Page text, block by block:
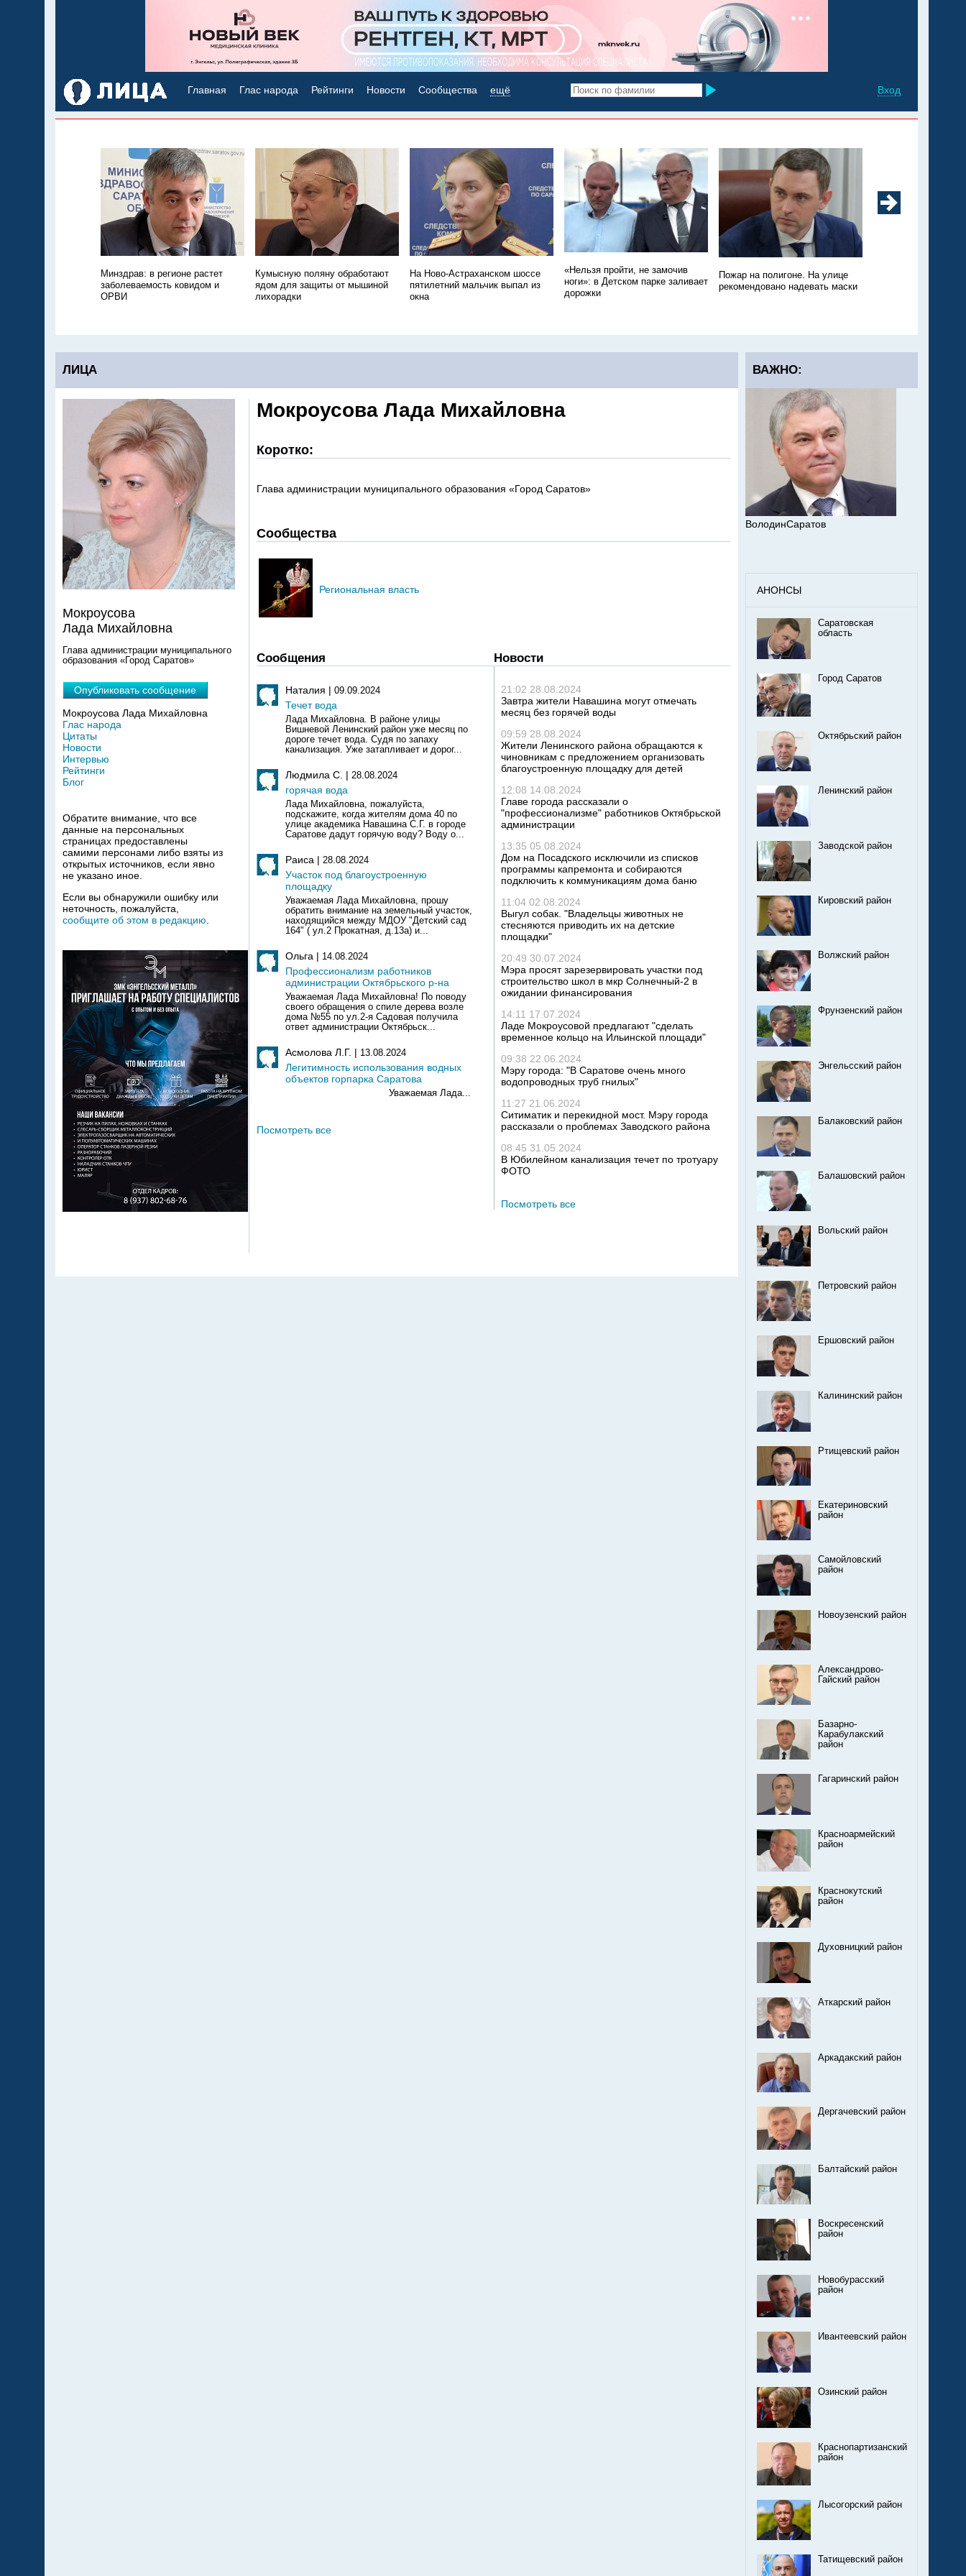
Вход
Главная Глас народа Рейтинги Новости Сообщества ещё
Минздрав: в регионе растет
заболеваемость ковидом и
ОРВИ
Кумысную поляну обработают
ядом для защиты от мышиной
лихорадки
На Ново-Астраханском шоссе
пятилетний мальчик выпал из
окна
«Нельзя пройти, не замочив
ноги»: в Детском парке заливает
дорожки
Пожар на полигоне. На улице
рекомендовано надевать маски
ЛИЦА
Мокроусова Лада Михайловна
Коротко:
Глава администрации муниципального образования «Город Саратов»
Сообщества
Региональная власть
Новости
Сообщения
21:02 28.08.2024
Завтра жители Навашина могут отмечать
месяц без горячей воды
09:59 28.08.2024
Жители Ленинского района обращаются к
чиновникам с предложением организовать
благоустроенную площадку для детей
12:08 14.08.2024
Главе города рассказали о
"профессионализме" работников Октябрьской
администрации
13:35 05.08.2024
Дом на Посадского исключили из списков
программы капремонта и собираются
подключить к коммуникациям дома баню
11:04 02.08.2024
Выгул собак. "Владельцы животных не
стесняются приводить их на детские
площадки"
20:49 30.07.2024
Мэра просят зарезервировать участки под
строительство школ в мкр Солнечный-2 в
ожидании финансирования
14:11 17.07.2024
Ладе Мокроусовой предлагают "сделать
временное кольцо на Ильинской площади"
09:38 22.06.2024
Мэру города: "В Саратове очень много
водопроводных труб гнилых"
11:27 21.06.2024
Ситиматик и перекидной мост. Мэру города
рассказали о проблемах Заводского района
08:45 31.05.2024
В Юбилейном канализация течет по тротуару
ФОТО
Посмотреть все
Наталия | 09.09.2024
Течет вода
Лада Михайловна. В районе улицы
Вишневой Ленинский район уже месяц по
дороге течет вода. Судя по запаху
канализация. Уже затапливает и дорог...
Людмила С. | 28.08.2024
горячая вода
Лада Михайловна, пожалуйста,
подскажите, когда жителям дома 40 по
улице академика Навашина С.Г. в городе
Саратове дадут горячую воду? Воду о...
Раиса | 28.08.2024
Участок под благоустроенную
площадку
Уважаемая Лада Михайловна, прошу
обратить внимание на земельный участок,
находящийся между МДОУ "Детский сад
164" ( ул.2 Прокатная, д.13а) и...
Ольга | 14.08.2024
Профессионализм работников
администрации Октябрьского р-на
Уважаемая Лада Михайловна! По поводу
своего обращения о спиле дерева возле
дома №55 по ул.2-я Садовая получила
ответ администрации Октябрьск...
Асмолова Л.Г. | 13.08.2024
Легитимность использования водных
объектов горпарка Саратова
Уважаемая Лада...
Посмотреть все
Мокроусова
Лада Михайловна
Глава администрации муниципального
образования «Город Саратов»
Опубликовать сообщение
Мокроусова Лада Михайловна
Глас народа
Цитаты
Новости
Интервью
Рейтинги
Блог
Обратите внимание, что все
данные на персональных
страницах предоставлены
самими персонами либо взяты из
открытых источников, если явно
не указано иное.
Если вы обнаружили ошибку или
неточность, пожалуйста,
сообщите об этом в редакцию
ВАЖНО:
ВолодинСаратов
АНОНСЫ
Саратовская
область
Город Саратов
Октябрьский район
Ленинский район
Заводской район
Кировский район
Волжский район
Фрунзенский район
Энгельсский район
Балаковский район
Балашовский район
Вольский район
Петровский район
Ершовский район
Калининский район
Ртищевский район
Екатериновский
район
Самойловский
район
Новоузенский район
Александрово-
Гайский район
Базарно-
Карабулакский
район
Гагаринский район
Красноармейский
район
Краснокутский
район
Духовницкий район
Аткарский район
Аркадакский район
Дергачевский район
Балтайский район
Воскресенский
район
Новобурасский
район
Ивантеевский район
Озинский район
Краснопартизанский
район
Лысогорский район
Татищевский район